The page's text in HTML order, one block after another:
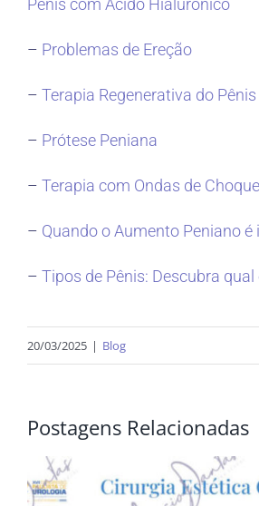
Pênis com Ácido Hialurônico
– Problemas de Ereção
– Terapia Regenerativa do
– Prótese Peniana
– Terapia com Ondas de Choque
– Quando o Aumento Peniano é
– Tipos de Pênis: Descubra qual
20/03/2025 | Blog
Postagens Relacionadas